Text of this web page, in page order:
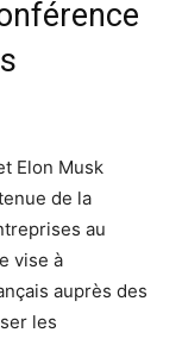
Elon Musk
de la
au
vise à
auprès des
les